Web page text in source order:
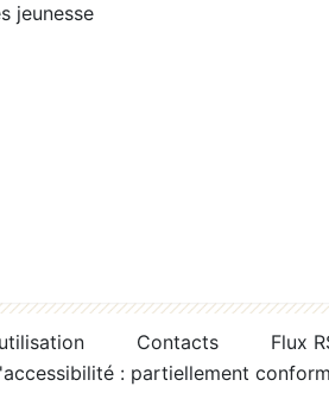
jeunesse
Contacts
Flux
: partiellement